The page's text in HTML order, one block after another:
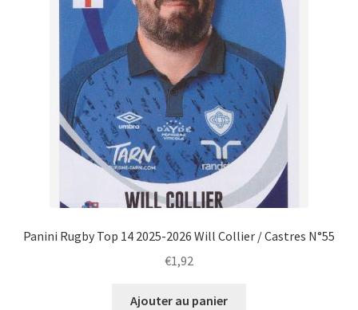
Panini Rugby Top 14 2025-2026 Will Collier / Castres N°55
€1,92
Ajouter au panier